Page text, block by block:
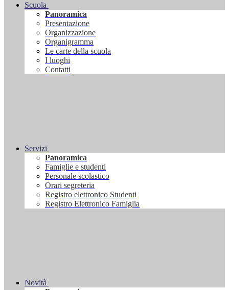
Scuola
Panoramica
Presentazione
Organizzazione
Organigramma
Le carte della scuola
I luoghi
Contatti
Servizi
Panoramica
Famiglie e studenti
Personale scolastico
Orari segreteria
Registro elettronico Studenti
Registro Elettronico Famiglia
Novità